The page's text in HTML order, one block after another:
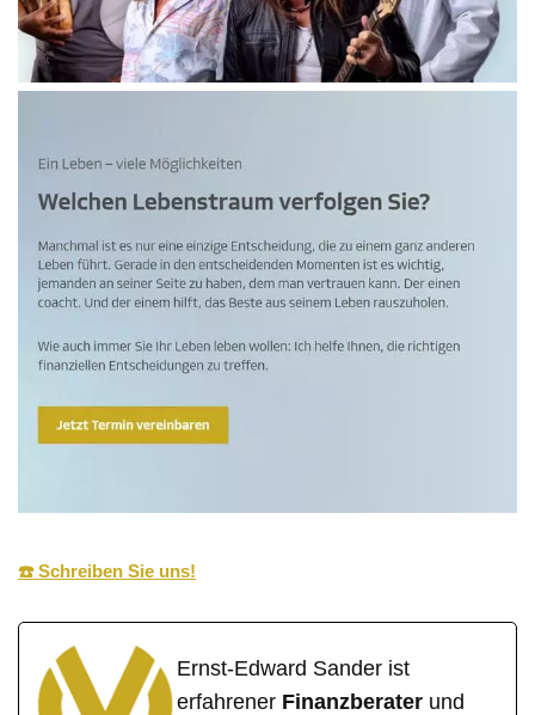
☎️ Schreiben Sie uns!
Ernst-Edward Sander ist
erfahrener Finanzberater und